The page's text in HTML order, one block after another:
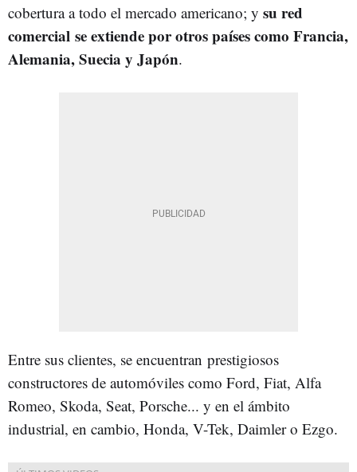
cobertura a todo el mercado americano; y su red
comercial se extiende por otros países como Francia,
Alemania, Suecia y Japón.
Entre sus clientes, se encuentran prestigiosos
constructores de automóviles como Ford, Fiat, Alfa
Romeo, Skoda, Seat, Porsche... y en el ámbito
industrial, en cambio, Honda, V-Tek, Daimler o Ezgo.